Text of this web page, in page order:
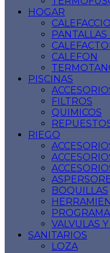
HOGAR
PANTALLAS
CALEFON
PISCINAS
FILTROS
QUIMICOS
RIEGO
BOQUILLAS
VALVULAS
SANITARIOS
LOZA